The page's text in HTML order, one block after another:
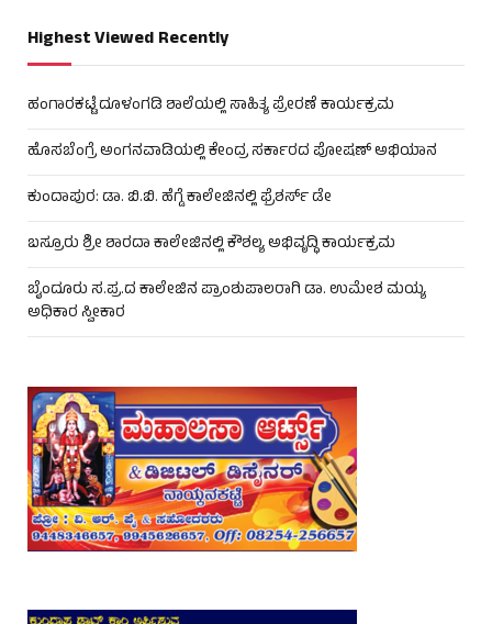
Highest Viewed Recently
ಹಂಗಾರಕಟ್ಟೆ ದೂಳಂಗಡಿ ಶಾಲೆಯಲ್ಲಿ ಸಾಹಿತ್ಯ ಪ್ರೇರಣೆ ಕಾರ್ಯಕ್ರಮ
ಹೊಸಬೆಂಗ್ರೆ ಅಂಗನವಾಡಿಯಲ್ಲಿ ಕೇಂದ್ರ ಸರ್ಕಾರದ ಪೋಷಣ್ ಅಭಿಯಾನ
ಕುಂದಾಪುರ: ಡಾ. ಬಿ.ಬಿ. ಹೆಗ್ಡೆ ಕಾಲೇಜಿನಲ್ಲಿ ಫ್ರೆಶರ್ಸ್ ಡೇ
ಬಸ್ರೂರು ಶ್ರೀ ಶಾರದಾ ಕಾಲೇಜಿನಲ್ಲಿ ಕೌಶಲ್ಯ ಅಭಿವೃದ್ಧಿ ಕಾರ್ಯಕ್ರಮ
ಬೈಂದೂರು ಸ.ಪ್ರ.ದ ಕಾಲೇಜಿನ ಪ್ರಾಂಶುಪಾಲರಾಗಿ ಡಾ. ಉಮೇಶ ಮಯ್ಯ
ಅಧಿಕಾರ ಸ್ವೀಕಾರ